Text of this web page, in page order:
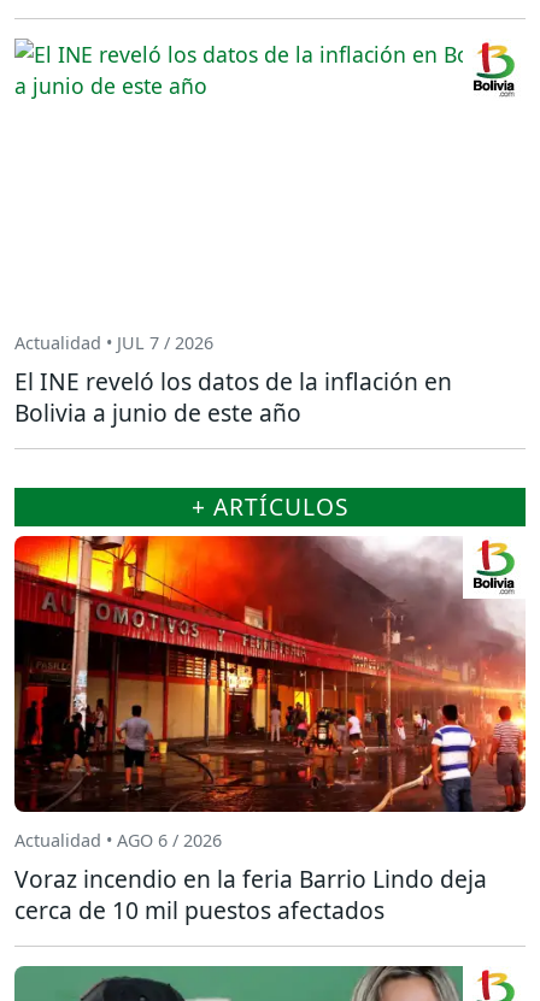
Actualidad • JUL 7 / 2026
El INE reveló los datos de la inflación en
Bolivia a junio de este año
+ ARTÍCULOS
Actualidad • AGO 6 / 2026
Voraz incendio en la feria Barrio Lindo deja
cerca de 10 mil puestos afectados